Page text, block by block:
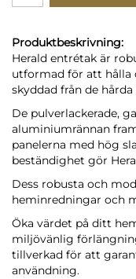
Produktbeskrivning:
Herald entrétak är
utformad för att hålla
skyddad från de
De pulverlackerade,
aluminiumrännan
panelerna med hög
beständighet gör
Dess robusta och
heminredningar och
Öka värdet på ditt
miljövänlig
tillverkad för att
användning.